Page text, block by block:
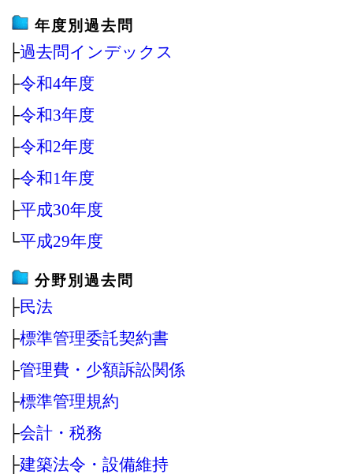
年度別過去問
├過去問インデックス
├令和4年度
├令和3年度
├令和2年度
├令和1年度
├平成30年度
└平成29年度
分野別過去問
├民法
├標準管理委託契約書
├管理費・少額訴訟関係
├標準管理規約
├会計・税務
├建築法令・設備維持